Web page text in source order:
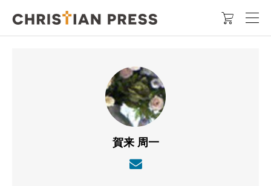

賀来 周一